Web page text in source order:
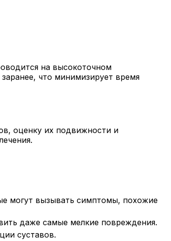
на высокоточном
что минимизирует время
оценку их подвижности и
могут вызывать симптомы, похожие
даже самые мелкие повреждения.
суставов.